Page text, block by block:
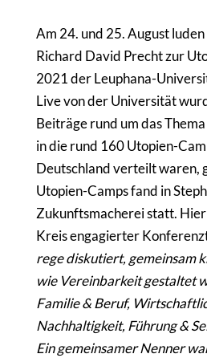
Am 24. und 25. August
Richard David Precht zur
2021 der Leuphana-
Live von der Universität
Beiträge rund um das
in die rund 160 Utopien-
Deutschland verteilt waren,
Utopien-Camps fand in
Zukunftsmacherei statt.
Kreis engagierter
rege diskutiert, gemeinsam
wie Vereinbarkeit gestaltet
Familie & Beruf,
Nachhaltigkeit, Führung &
Ein gemeinsamer Nenner